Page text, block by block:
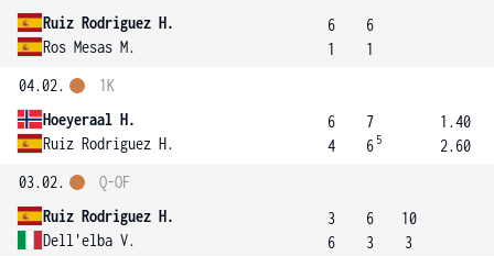
Ruiz Rodriguez H.
Ros Mesas M.
6
1
6
1
04.02.
Hoeyeraal H.
Ruiz Rodriguez H.
1K
6
4
7
6 5
1.40
2.60
03.02.
Ruiz Rodriguez H.
Dell'elba V.
Q-OF
3
6
6
3
10
3